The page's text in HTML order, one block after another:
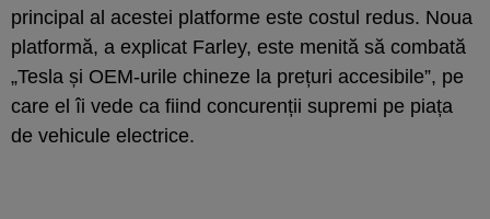
principal al acestei platforme este costul redus. Noua
platformă, a explicat Farley, este menită să combată
„Tesla și OEM-urile chineze la prețuri accesibile”, pe
care el îi vede ca fiind concurenții supremi pe piața
de vehicule electrice.